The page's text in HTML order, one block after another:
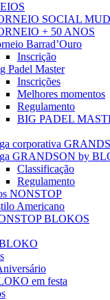
SOCIAL
+ 50 ANOS
Barrad’Ouro
Inscrição
Padel Master
Inscrições
Melhores momentos
Regulamento
BIG PADEL
corporativa
GRANDSON by
Classificação
Regulamento
NONSTOP
Americano
BLOKOS
em festa